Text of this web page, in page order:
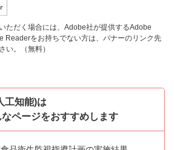
ただく場合には、Adobe社が提供するAdobe
Readerをお持ちでない方は、バナーのリンク先
い。（無料）
工知能)は
なページをおすすめします